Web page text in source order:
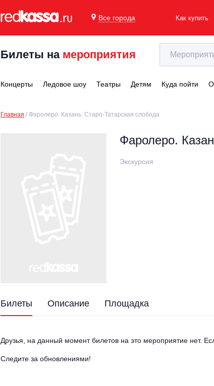
Все города Как купить
Билеты на мероприятия
Концерты Ледовое шоу Театры Детям Куда пойти
Главная Фаролеро. Казань. Старо-Татарская слобода
Фаролеро.
Экскурсия
Билеты Описание Площадка
Друзья, на данный момент билетов на это мероприятие нет.
Следите за обновлениями!